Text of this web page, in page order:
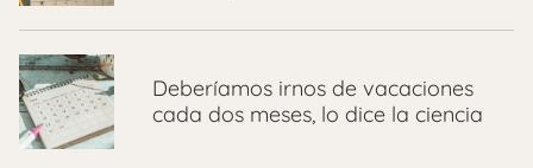
Deberíamos irnos de vacaciones
cada dos meses, lo dice la ciencia